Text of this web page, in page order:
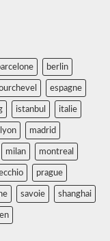
berlin
espagne
istanbul italie
lyon madrid
milan montreal
prague
savoie shanghai